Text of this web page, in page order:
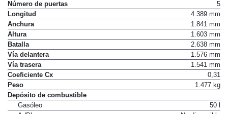
Tipo de Carrocería
SUV/Todoterreno
Número de puertas
5
Longitud
4.389 mm
Anchura
1.841 mm
Altura
1.603 mm
Batalla
2.638 mm
Vía delantera
1.576 mm
Vía trasera
1.541 mm
Coeficiente Cx
0,31
Peso
Depósito de combustible